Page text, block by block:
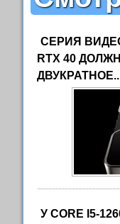
СЕРИЯ
RTX 40
У CORE I5-